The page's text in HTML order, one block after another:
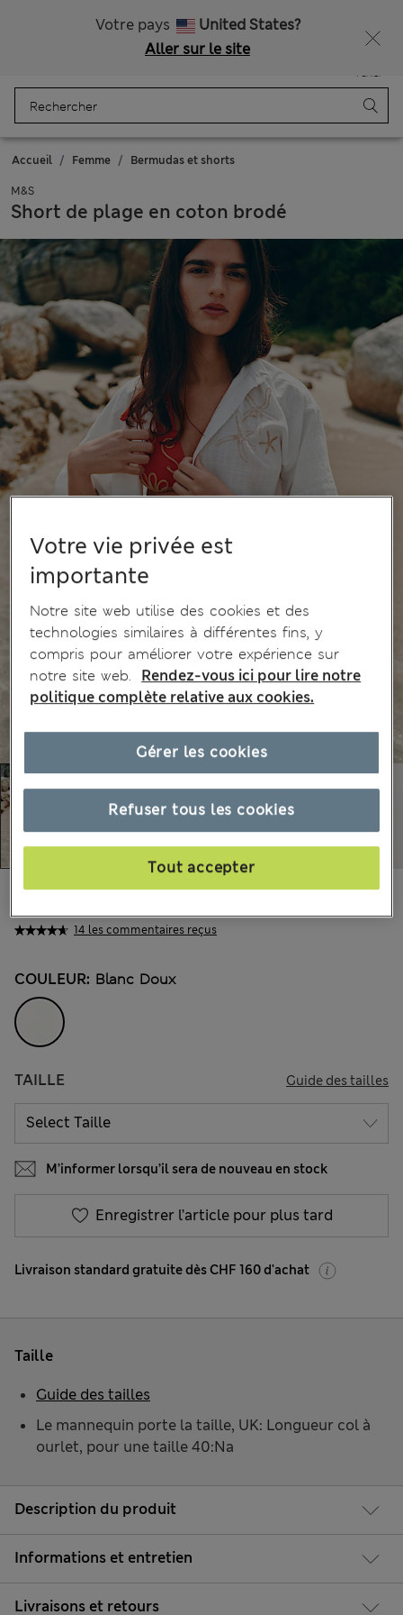
Votre pays
United States?
Aller sur le site
Panier
Accueil Femme Bermudas et shorts
M&S
Short de plage en coton brodé
14 les commentaires reçus
CHF49.90
COULEUR: Blanc Doux
TAILLE Guide des tailles
M’informer lorsqu’il sera de nouveau en stock
Enregistrer l’article pour plus tard
Livraison standard gratuite dès CHF 160 d'achat
Description du produit
Informations et entretien
Livraisons et retours
Taille
Le mannequin porte la taille, UK: Longueur col à
ourlet, pour une taille 40:Na
Guide des tailles
Votre vie privée est
importante
Notre site web utilise des cookies et des
technologies similaires à différentes fins, y
compris pour améliorer votre expérience sur
notre site web.
Rendez-vous ici pour lire notre
politique complète relative aux cookies.
Refuser tous les cookies
Tout accepter
Gérer les cookies